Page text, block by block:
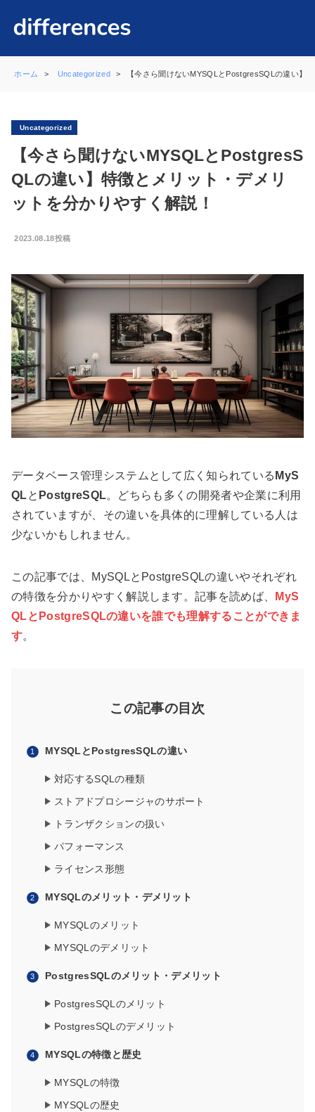
ホーム Uncategorized 【今さら聞けないMYSQLとPostgresSQLの違い】
Uncategorized
【今さら聞けないMYSQLとPostgresS
QLの違い】特徴とメリット・デメリ
ットを分かりやすく解説！
2023.08.18投稿
データベース管理システムとして広く知られている MyS
QLと PostgreSQL。どちらも多くの開発者や企業に利用
されていますが、その違いを具体的に理解している人は
少ないかもしれません。
この記事では、MySQLとPostgreSQLの違いやそれぞれ
の特徴を分かりやすく解説します。記事を読めば、
MyS
QLとPostgreSQLの違いを誰でも理解することができま
す。
この記事の目次
MYSQLとPostgresSQLの違い
対応するSQLの種類
ストアドプロシージャのサポート
トランザクションの扱い
パフォーマンス
ライセンス形態
MYSQLのメリット・デメリット
MYSQLのメリット
MYSQLのデメリット
PostgresSQLのメリット・デメリット
PostgresSQLのメリット
PostgresSQLのデメリット
MYSQLの特徴と歴史
MYSQLの特徴
MYSQLの歴史